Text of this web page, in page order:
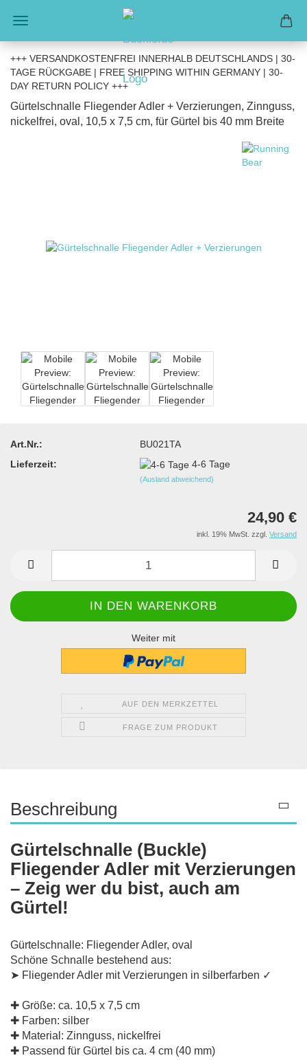
+++ VERSANDKOSTENFREI INNERHALB DEUTSCHLANDS | 30-
TAGE RÜCKGABE | FREE SHIPPING WITHIN GERMANY | 30-
DAY RETURN POLICY +++
Gürtelschnalle Fliegender Adler + Verzierungen, Zinnguss,
nickelfrei, oval, 10,5 x 7,5 cm, für Gürtel bis 40 mm Breite
Art.Nr.:
BU021TA
Lieferzeit:
4-6 Tage
(Ausland abweichend)
24,90 €
inkl. 19% MwSt. zzgl. Versand
Weiter mit
AUF DEN MERKZETTEL
FRAGE ZUM PRODUKT
Beschreibung
Gürtelschnalle (Buckle)
Fliegender Adler mit Verzierungen
– Zeig wer du bist, auch am
Gürtel!
Gürtelschnalle: Fliegender Adler, oval
Schöne Schnalle bestehend aus:
➤ Fliegender Adler mit Verzierungen in silberfarben ✓
✚ Größe: ca. 10,5 x 7,5 cm
✚ Farben: silber
✚ Material: Zinnguss, nickelfrei
✚ Passend für Gürtel bis ca. 4 cm (40 mm)